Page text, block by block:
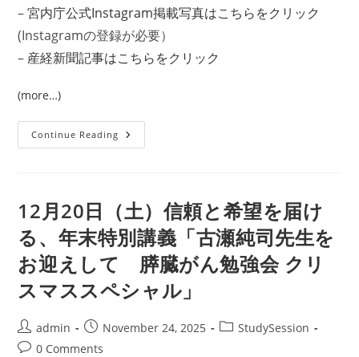
–宮内庁公式Instagram掲載写真はこちらをクリック
(Instagramの登録が必要）
– 産経新聞記事はこちらをクリック
(more…)
Continue Reading パ
ン
ャ
パ
ン
第
77
健
文
化
を
受
12月20日（土）信頼と希望を届け
る、年末特別講義「古瀬純司先生を
お迎えして 膵臓がん勉強会 クリ
スマススペシャル」
Post
author:
admin
Post
published:
November 24, 2025
PostStudySession
Post0 Comments